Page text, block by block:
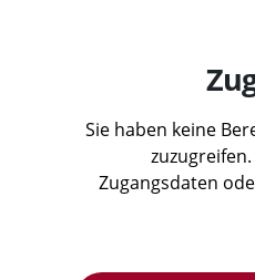
Sie haben keine
Zugangsdaten